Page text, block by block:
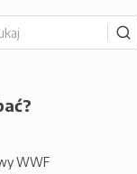
WWF